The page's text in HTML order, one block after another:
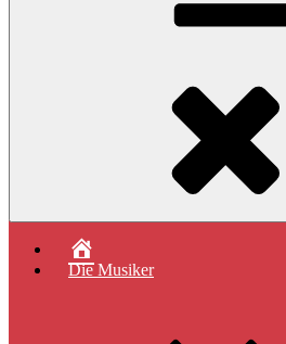
Quartett
Die Musiker